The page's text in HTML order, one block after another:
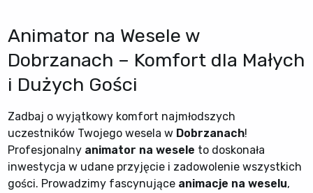
Animator na Wesele w
Dobrzanach – Komfort dla Małych
i Dużych Gości
Zadbaj o wyjątkowy komfort najmłodszych
uczestników Twojego wesela w Dobrzanach!
Profesjonalny animator na wesele to doskonała
inwestycja w udane przyjęcie i zadowolenie wszystkich
gości. Prowadzimy fascynujące animacje na weselu,